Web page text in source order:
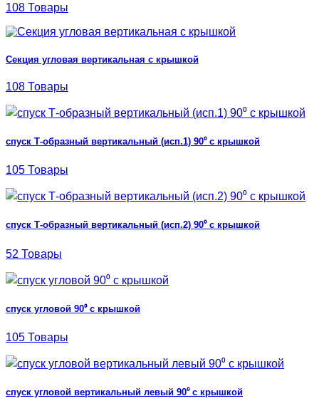
108 Товары
Секция угловая вертикальная с крышкой
108 Товары
спуск Т-образный вертикальный (исп.1) 90⁰ с крышкой
105 Товары
спуск Т-образный вертикальный (исп.2) 90⁰ с крышкой
52 Товары
спуск угловой 90⁰ с крышкой
105 Товары
спуск угловой вертикальный левый 90⁰ с крышкой